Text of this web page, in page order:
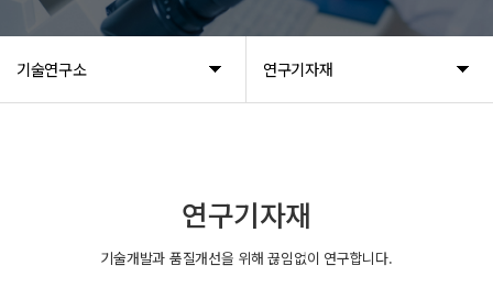
기술연구소 연구기자재
연구기자재
기술개발과 품질개선을 위해 끊임없이 연구합니다.